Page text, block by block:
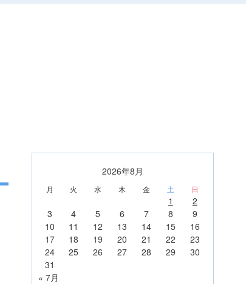
2026年8月
月 火 水 木 金 土 日
1
2
3
4 5 6 7 8
9
10
11 12 13 14 15
16
17
18 19 20 21 22
23
24
25 26 27 28 29
30
31
« 7月